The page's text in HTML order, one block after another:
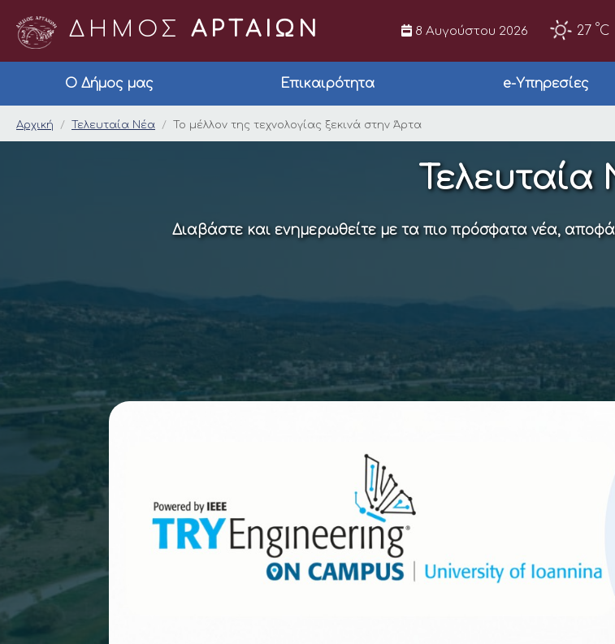
ΔΗΜΟΣ ΑΡΤΑΙΩΝ 8 Αυγούστου 2026 27 °C
Ο Δήμος μας Επικαιρότητα e-Υπηρεσίες
Το μέλλον της τεχνολογίας ξεκινά
Αρχική Τελευταία Νέα Το μέλλον της τεχνολογίας ξεκινά στην Άρτα
Τελευταία
Διαβάστε και ενημερωθείτε με τα πιο πρόσφατα νέα,